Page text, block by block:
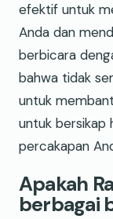
efektif untuk
Anda dan
berbicara
bahwa tidak
untuk
untuk bersikap
percakapan
Apakah
berbagai